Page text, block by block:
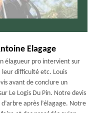
Elagage
élagueur pro intervient sur
difficulté etc. Louis
avant de conclure un
Le Logis Du Pin. Notre devis
après l’élagage. Notre